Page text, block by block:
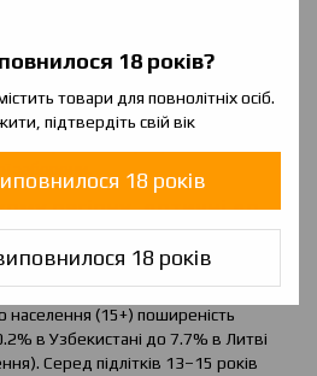
18 років?
товари для повнолітніх осіб.
підтвердіть свій вік
18 років
18 років
для самозамісу (з жовтня
й оподаткування, заборона
відповідають напрямку, який
регіону, дотичні до
(Europe) демонструє високу
вживання електронних сигарет між
населення (15+) поширеність
в Узбекистані до 7.7% в Литві
Серед підлітків 13–15 років